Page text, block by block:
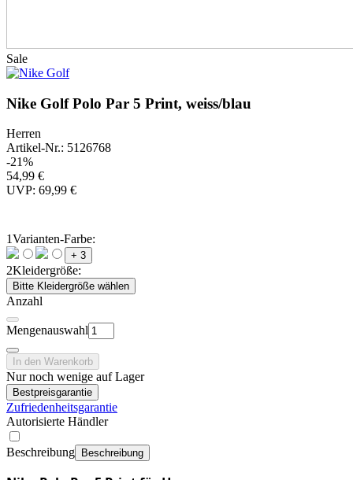
Sale
Nike Golf Polo Par 5 Print, weiss/blau
Herren
Artikel-Nr.: 5126768
-21%
54,99 €
UVP: 69,99 €
1Varianten-Farbe:
+ 3
2Kleidergröße:
Bitte Kleidergröße wählen
Anzahl
Mengenauswahl
In den Warenkorb
Nur noch wenige auf Lager
Bestpreisgarantie
Zufriedenheitsgarantie
Autorisierte Händler
Beschreibung Beschreibung